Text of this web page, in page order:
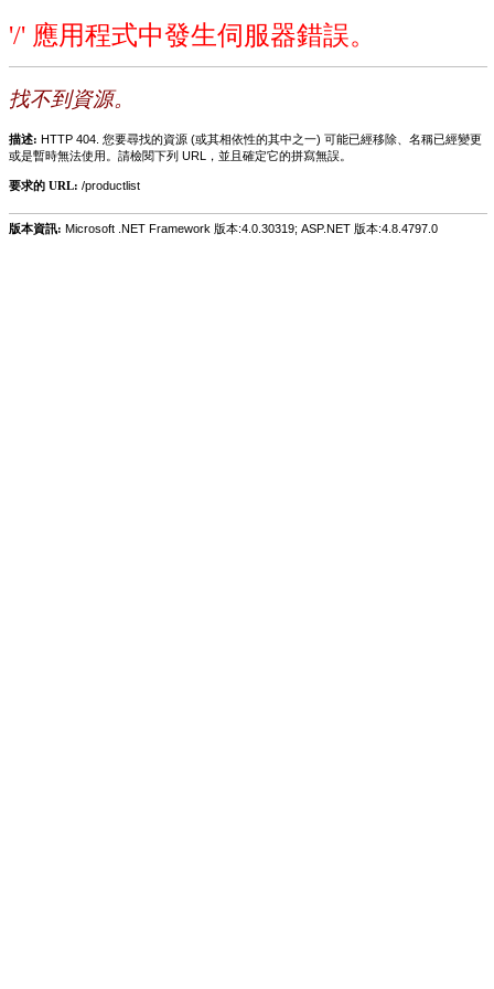
'/' 應用程式中發生伺服器錯誤。
找不到資源。
描述: HTTP 404. 您要尋找的資源 (或其相依性的其中之一) 可能已經移除、名稱已經變更
或是暫時無法使用。請檢閱下列 URL，並且確定它的拼寫無誤。
要求的 URL: /productlist
版本資訊: Microsoft .NET Framework 版本:4.0.30319; ASP.NET 版本:4.8.4797.0